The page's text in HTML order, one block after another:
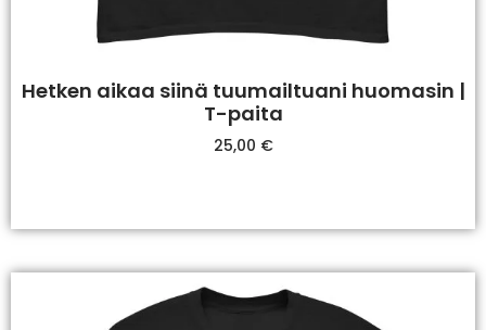
Hetken aikaa siinä tuumailtuani huomasin |
T-paita
25,00 €